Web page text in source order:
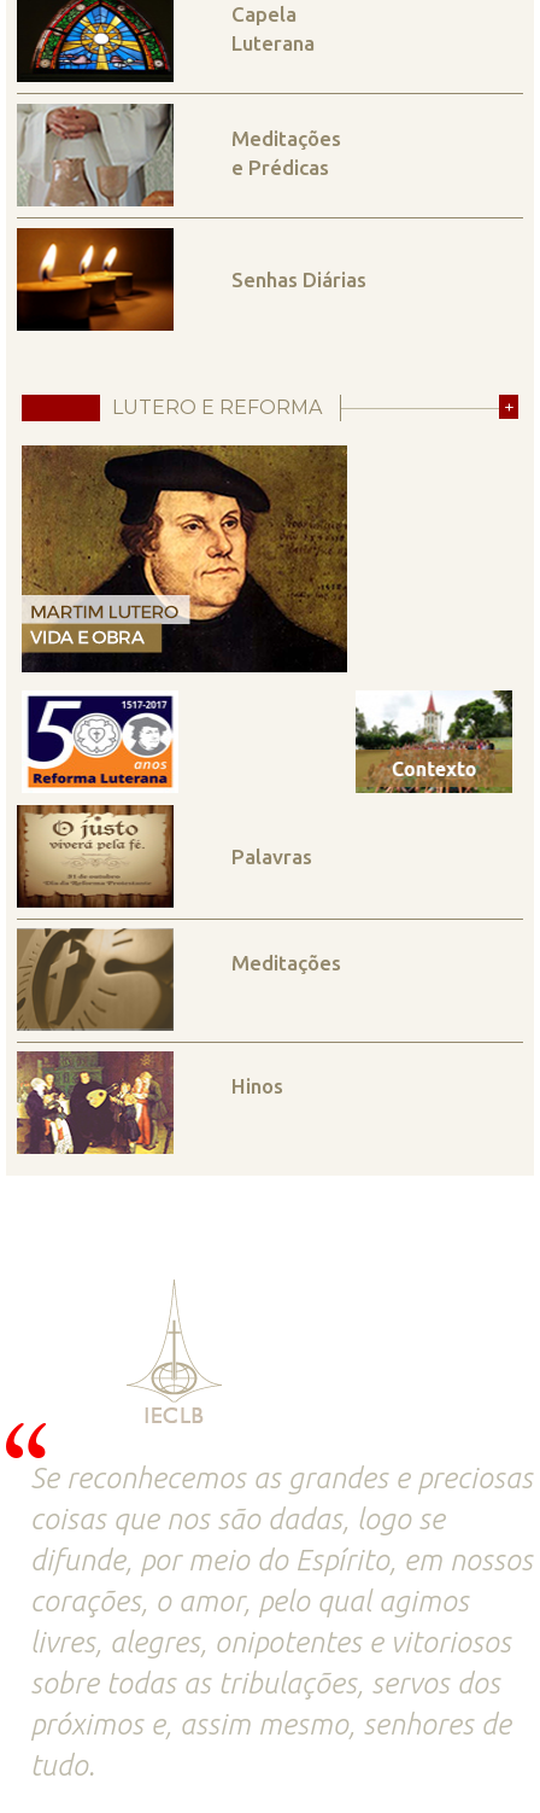
Capela
Luterana
Meditações
e Prédicas
Senhas Diárias
LUTERO E REFORMA +
Palavras
Meditações
Hinos
Se reconhecemos as grandes e preciosas
coisas que nos são dadas, logo se
difunde, por meio do Espírito, em nossos
corações, o amor, pelo qual agimos
livres, alegres, onipotentes e vitoriosos
sobre todas as tribulações, servos dos
próximos e, assim mesmo, senhores de
tudo.